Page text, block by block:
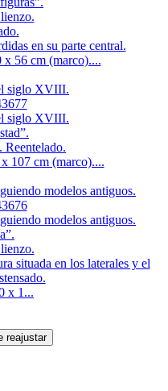
en su parte central.
56 cm (marco)....
siglo XVIII.
siglo XVIII.
Reentelado.
107 cm (marco)....
modelos antiguos.
modelos antiguos.
situada en los laterales y el
x 1...